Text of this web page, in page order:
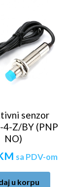
senzor
4-Z/BY (PNP
NO)
sa PDV-om
u korpu